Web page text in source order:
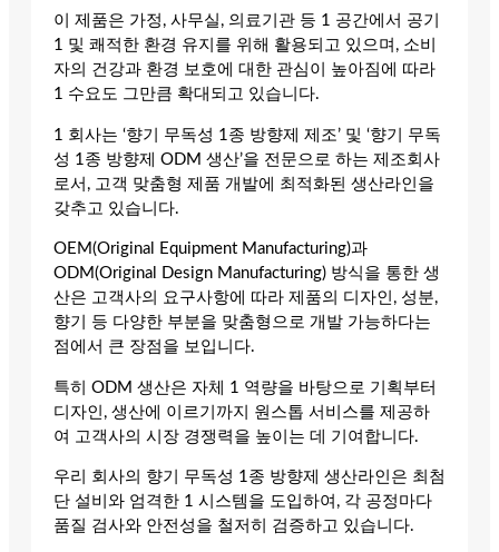
이 제품은 가정, 사무실, 의료기관 등 1 공간에서 공기
1 및 쾌적한 환경 유지를 위해 활용되고 있으며, 소비
자의 건강과 환경 보호에 대한 관심이 높아짐에 따라
1 수요도 그만큼 확대되고 있습니다.
1 회사는 ‘향기 무독성 1종 방향제 제조’ 및 ‘향기 무독
성 1종 방향제 ODM 생산’을 전문으로 하는 제조회사
로서, 고객 맞춤형 제품 개발에 최적화된 생산라인을
갖추고 있습니다.
OEM(Original Equipment Manufacturing)과
ODM(Original Design Manufacturing) 방식을 통한 생
산은 고객사의 요구사항에 따라 제품의 디자인, 성분,
향기 등 다양한 부분을 맞춤형으로 개발 가능하다는
점에서 큰 장점을 보입니다.
특히 ODM 생산은 자체 1 역량을 바탕으로 기획부터
디자인, 생산에 이르기까지 원스톱 서비스를 제공하
여 고객사의 시장 경쟁력을 높이는 데 기여합니다.
우리 회사의 향기 무독성 1종 방향제 생산라인은 최첨
단 설비와 엄격한 1 시스템을 도입하여, 각 공정마다
품질 검사와 안전성을 철저히 검증하고 있습니다.